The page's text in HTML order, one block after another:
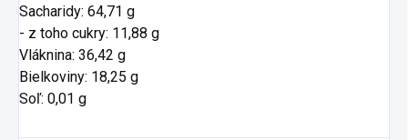
Sacharidy: 64,71 g
- z toho cukry: 11,88 g
Vláknina: 36,42 g
Bielkoviny: 18,25 g
Soľ: 0,01 g